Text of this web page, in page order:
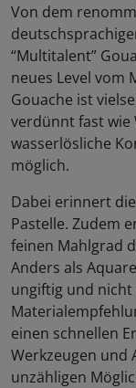
Von dem
“Multitalent”
neues Level vom
Gouache ist
verdünnt fast wie
wasserlösliche
möglich.
Dabei erinnert
Pastelle. Zudem
feinen Mahlgrad
Anders als
ungiftig und nicht
einen schnellen
Werkzeugen und
unzähligen